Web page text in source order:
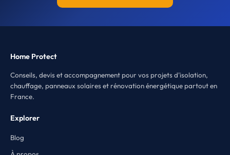
Home Protect
Conseils, devis et accompagnement pour vos projets d'isolation,
chauffage, panneaux solaires et rénovation énergétique partout en
France.
Explorer
Blog